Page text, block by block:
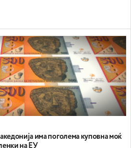
има поголема куповна моќ
на ЕУ